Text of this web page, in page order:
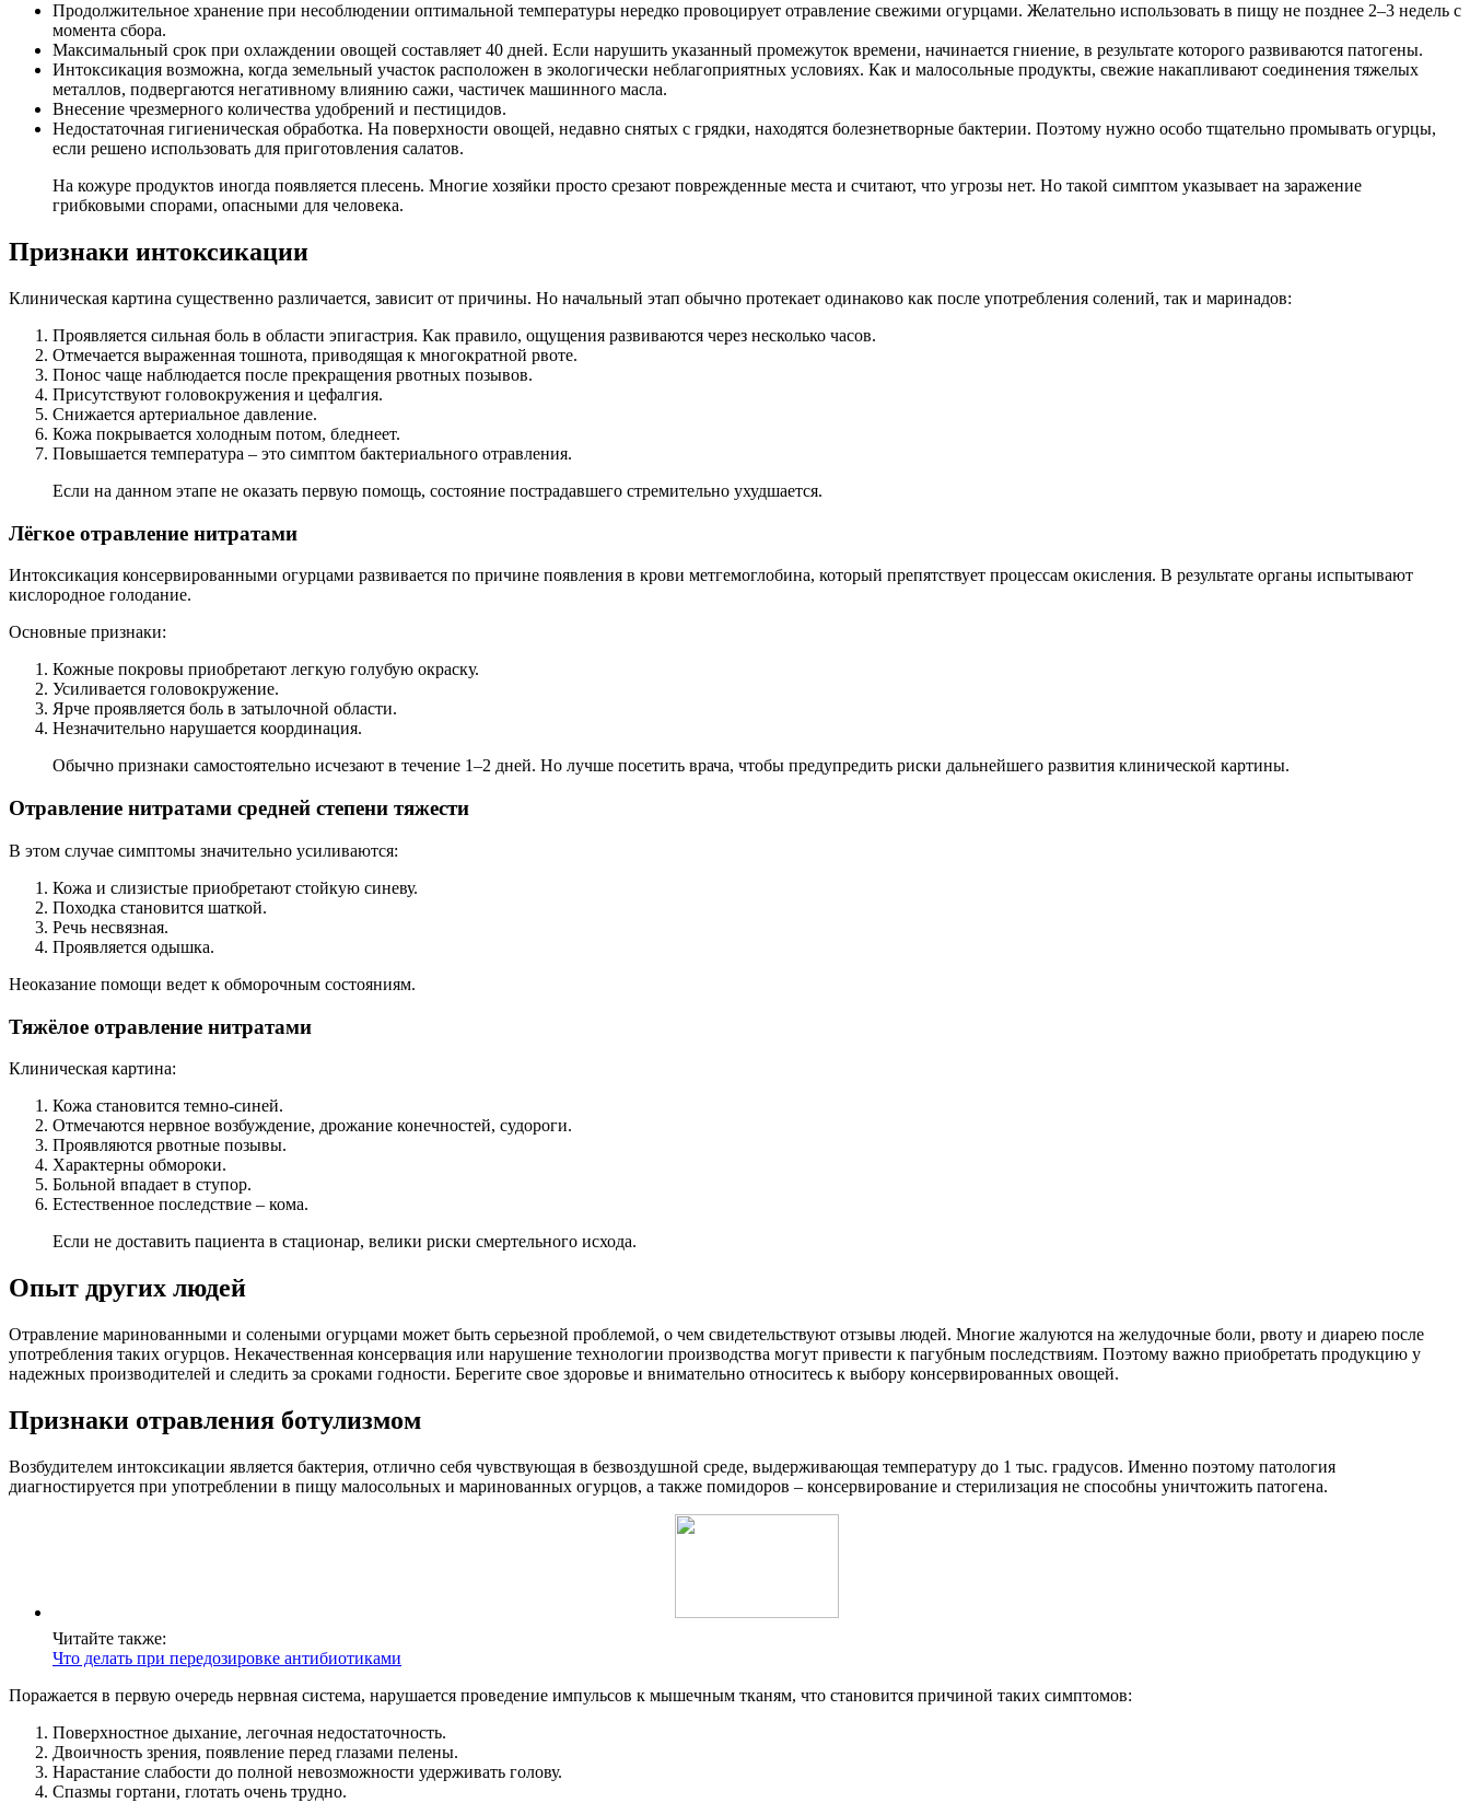
Продолжительное хранение при несоблюдении оптимальной температуры нередко провоцирует отравление свежими огурцами. Желательно использовать в пищу не позднее 2–3 недель с
момента сбора.
Максимальный срок при охлаждении овощей составляет 40 дней. Если нарушить указанный промежуток времени, начинается гниение, в результате которого развиваются патогены.
Интоксикация возможна, когда земельный участок расположен в экологически неблагоприятных условиях. Как и малосольные продукты, свежие накапливают соединения тяжелых
металлов, подвергаются негативному влиянию сажи, частичек машинного масла.
Внесение чрезмерного количества удобрений и пестицидов.
Недостаточная гигиеническая обработка. На поверхности овощей, недавно снятых с грядки, находятся болезнетворные бактерии. Поэтому нужно особо тщательно промывать огурцы,
если решено использовать для приготовления салатов.
На кожуре продуктов иногда появляется плесень. Многие хозяйки просто срезают поврежденные места и считают, что угрозы нет. Но такой симптом указывает на заражение
грибковыми спорами, опасными для человека.
Признаки интоксикации
Клиническая картина существенно различается, зависит от причины. Но начальный этап обычно протекает одинаково как после употребления солений, так и маринадов:
Проявляется сильная боль в области эпигастрия. Как правило, ощущения развиваются через несколько часов.
Отмечается выраженная тошнота, приводящая к многократной рвоте.
Понос чаще наблюдается после прекращения рвотных позывов.
Присутствуют головокружения и цефалгия.
Снижается артериальное давление.
Кожа покрывается холодным потом, бледнеет.
Повышается температура – это симптом бактериального отравления.
Если на данном этапе не оказать первую помощь, состояние пострадавшего стремительно ухудшается.
Лёгкое отравление нитратами
Интоксикация консервированными огурцами развивается по причине появления в крови метгемоглобина, который препятствует процессам окисления. В результате органы испытывают
кислородное голодание.
Основные признаки:
Кожные покровы приобретают легкую голубую окраску.
Усиливается головокружение.
Ярче проявляется боль в затылочной области.
Незначительно нарушается координация.
Обычно признаки самостоятельно исчезают в течение 1–2 дней. Но лучше посетить врача, чтобы предупредить риски дальнейшего развития клинической картины.
Отравление нитратами средней степени тяжести
В этом случае симптомы значительно усиливаются:
Кожа и слизистые приобретают стойкую синеву.
Походка становится шаткой.
Речь несвязная.
Проявляется одышка.
Неоказание помощи ведет к обморочным состояниям.
Тяжёлое отравление нитратами
Клиническая картина:
Кожа становится темно-синей.
Отмечаются нервное возбуждение, дрожание конечностей, судороги.
Проявляются рвотные позывы.
Характерны обмороки.
Больной впадает в ступор.
Естественное последствие – кома.
Если не доставить пациента в стационар, велики риски смертельного исхода.
Опыт других людей
Отравление маринованными и солеными огурцами может быть серьезной проблемой, о чем свидетельствуют отзывы людей. Многие жалуются на желудочные боли, рвоту и диарею после
употребления таких огурцов. Некачественная консервация или нарушение технологии производства могут привести к пагубным последствиям. Поэтому важно приобретать продукцию у
надежных производителей и следить за сроками годности. Берегите свое здоровье и внимательно относитесь к выбору консервированных овощей.
Признаки отравления ботулизмом
Возбудителем интоксикации является бактерия, отлично себя чувствующая в безвоздушной среде, выдерживающая температуру до 1 тыс. градусов. Именно поэтому патология
диагностируется при употреблении в пищу малосольных и маринованных огурцов, а также помидоров – консервирование и стерилизация не способны уничтожить патогена.
Читайте также:
Что делать при передозировке антибиотиками
Поражается в первую очередь нервная система, нарушается проведение импульсов к мышечным тканям, что становится причиной таких симптомов:
Поверхностное дыхание, легочная недостаточность.
Двоичность зрения, появление перед глазами пелены.
Нарастание слабости до полной невозможности удерживать голову.
Спазмы гортани, глотать очень трудно.